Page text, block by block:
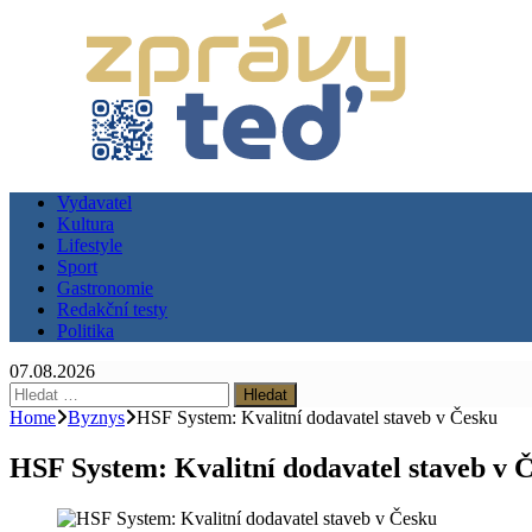
Vydavatel
Kultura
Lifestyle
Sport
Gastronomie
Redakční testy
Politika
07.08.2026
Vyhledávání
Home Byznys HSF System: Kvalitní dodavatel staveb v Česku
HSF System: Kvalitní dodavatel staveb v